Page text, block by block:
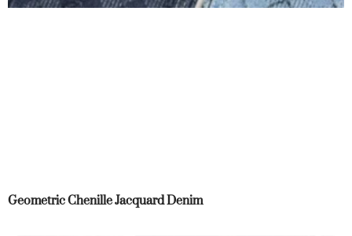
Geometric Chenille Jacquard Denim